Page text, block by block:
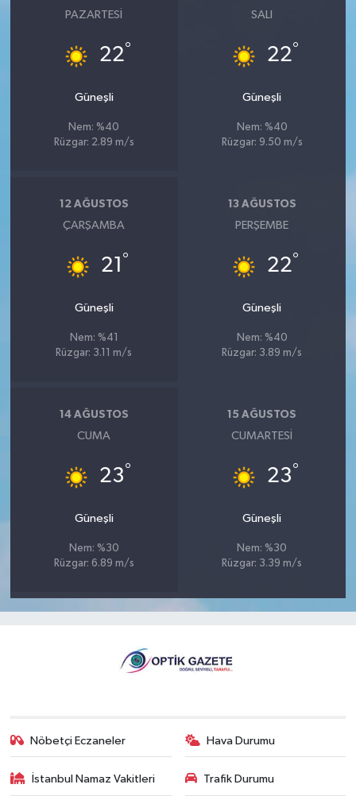
PAZARTESI
22°
Güneşli
Nem: %40
Rüzgar: 2.89 m/s
SALI
22°
Güneşli
Nem: %40
Rüzgar: 9.50 m/s
12 AĞUSTOS
ÇARŞAMBA
21 °
Güneşli
Nem: %41
Rüzgar: 3.11 m/s
13 AĞUSTOS
PERŞEMBE
22°
Güneşli
Nem: %40
Rüzgar: 3.89 m/s
14 AĞUSTOS
CUMA
23°
Güneşli
Nem: %30
Rüzgar: 6.89 m/s
15 AĞUSTOS
CUMARTESI
23°
Güneşli
Nem: %30
Rüzgar: 3.39 m/s
Nöbetçi Eczaneler Hava Durumu
İstanbul Namaz Vakitleri Trafik Durumu